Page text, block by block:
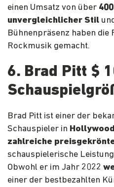
einen Umsatz von über
unvergleichlicher Stil
Bühnenpräsenz haben die
Rockmusik gemacht.
6. Brad Pitt $
Brad Pitt ist einer der
Schauspieler in Hollywood
zahlreiche
schauspielerische
Obwohl er im Jahr 2022
einer der bestbezahlten